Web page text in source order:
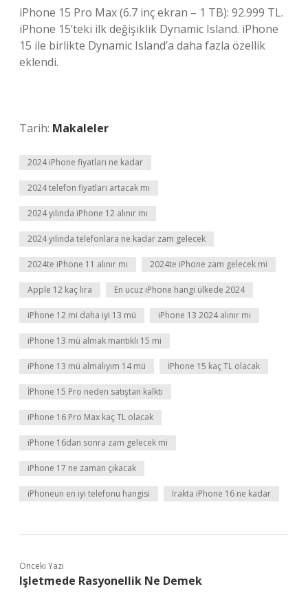
iPhone 15 Pro Max (6.7 inç ekran – 1 TB): 92.999 TL.
iPhone 15’teki ilk değişiklik Dynamic Island. iPhone
15 ile birlikte Dynamic Island’a daha fazla özellik
eklendi.
Tarih: Makaleler
2024 iPhone fiyatları ne kadar
2024 telefon fiyatları artacak mı
2024 yılında iPhone 12 alınır mı
2024 yılında telefonlara ne kadar zam gelecek
2024te iPhone 11 alınır mı 2024te iPhone zam gelecek mi
Apple 12 kaç lira En ucuz iPhone hangi ülkede 2024
iPhone 12 mi daha iyi 13 mü iPhone 13 2024 alınır mı
iPhone 13 mü almak mantıklı 15 mi
iPhone 13 mü almalıyım 14 mü İPhone 15 kaç TL olacak
İPhone 15 Pro neden satıştan kalktı
iPhone 16 Pro Max kaç TL olacak
iPhone 16dan sonra zam gelecek mi
iPhone 17 ne zaman çıkacak
iPhoneun en iyi telefonu hangisi Irakta iPhone 16 ne kadar
Önceki Yazı
Işletmede Rasyonellik Ne Demek